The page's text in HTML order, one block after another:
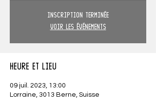
Inscription terminée
Voir les événements
Heure et lieu
09 juil. 2023, 13:00
Lorraine, 3013 Berne, Suisse